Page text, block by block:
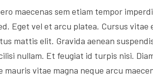
maecenas sem etiam tempor
Eget vel et arcu platea. Cursus
mattis elit. Gravida aenean
nullam. Et feugiat id turpis nisi.
vitae magna neque arcu